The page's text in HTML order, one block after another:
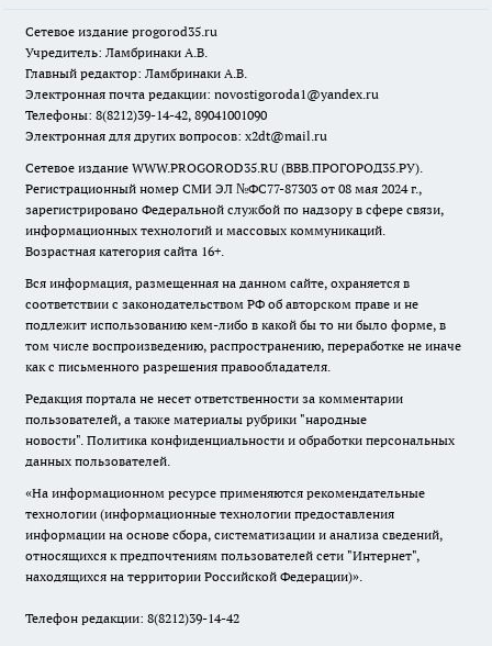
Сетевое издание progorod35.ru
Учредитель: Ламбринаки А.В.
Главный редактор: Ламбринаки А.В.
Электронная почта редакции: novostigoroda1@yandex.ru
Телефоны: 8(8212)39-14-42, 89041001090
Электронная для других вопросов: x2dt@mail.ru
Сетевое издание WWW.PROGOROD35.RU (ВВВ.ПРОГОРОД35.РУ).
Регистрационный номер СМИ ЭЛ №ФС77-87303 от 08 мая 2024 г.,
зарегистрировано Федеральной службой по надзору в сфере связи,
информационных технологий и массовых коммуникаций.
Возрастная категория сайта 16+.
Вся информация, размещенная на данном сайте, охраняется в
соответствии с законодательством РФ об авторском праве и не
подлежит использованию кем-либо в какой бы то ни было форме, в
том числе воспроизведению, распространению, переработке не иначе
как с письменного разрешения правообладателя.
Редакция портала не несет ответственности за комментарии
пользователей, а также материалы рубрики "народные
новости". Политика конфиденциальности и обработки персональных
данных пользователей.
«На информационном ресурсе применяются рекомендательные
технологии (информационные технологии предоставления
информации на основе сбора, систематизации и анализа сведений,
относящихся к предпочтениям пользователей сети "Интернет",
находящихся на территории Российской Федерации)».
Телефон редакции: 8(8212)39-14-42